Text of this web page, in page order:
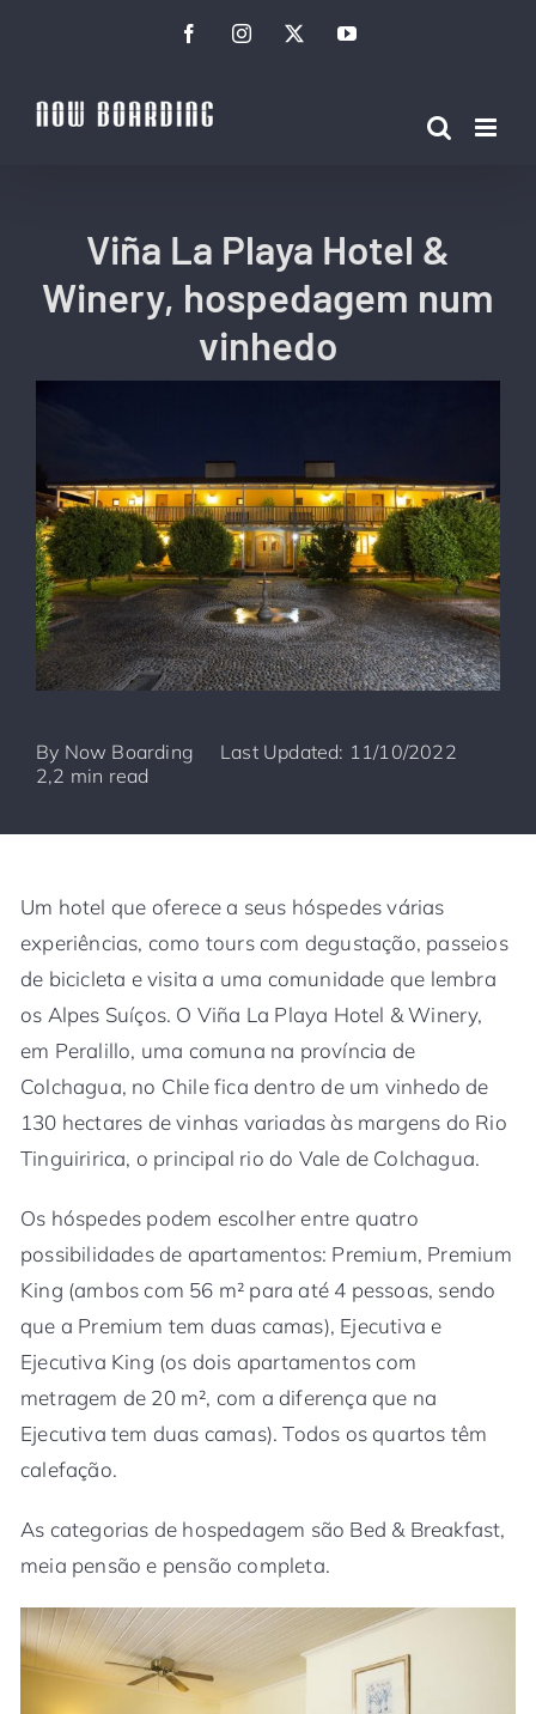
conteúdo
FacebookInstagramTwitterYouTube
Viña La Playa Hotel &
Winery, hospedagem num
vinhedo
By Now Boarding
Last Updated: 11/10/2022
2,2 min read
Um hotel que oferece a seus hóspedes várias
experiências, como tours com degustação, passeios
de bicicleta e visita a uma comunidade que lembra
os Alpes Suíços. O Viña La Playa Hotel & Winery,
em Peralillo, uma comuna na província de
Colchagua, no Chile fica dentro de um vinhedo de
130 hectares de vinhas variadas às margens do Rio
Tinguiririca, o principal rio do Vale de Colchagua.
Os hóspedes podem escolher entre quatro
possibilidades de apartamentos: Premium, Premium
King (ambos com 56 m² para até 4 pessoas, sendo
que a Premium tem duas camas), Ejecutiva e
Ejecutiva King (os dois apartamentos com
metragem de 20 m², com a diferença que na
Ejecutiva tem duas camas). Todos os quartos têm
calefação.
As categorias de hospedagem são Bed & Breakfast,
meia pensão e pensão completa.